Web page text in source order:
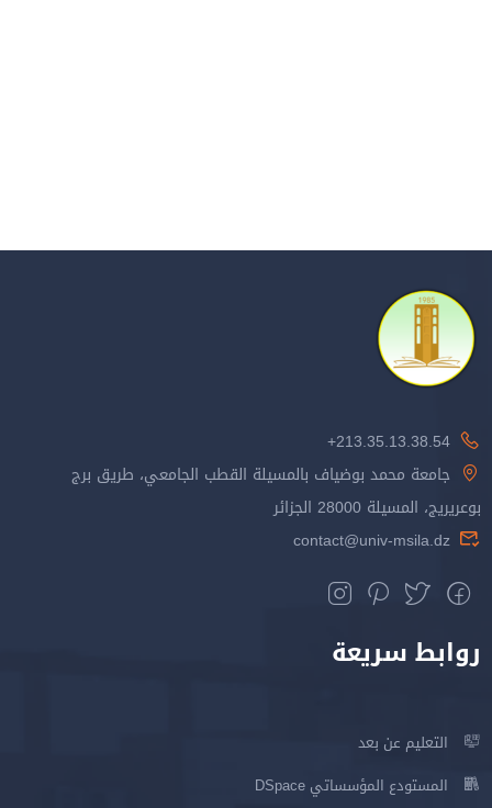
213.35.13.38.54+
جامعة محمد بوضياف بالمسيلة القطب الجامعي، طريق برج
بوعريريج، المسيلة 28000 الجزائر
contact@univ-msila.dz
روابط سريعة
التعليم عن بعد
المستودع المؤسساتي DSpace